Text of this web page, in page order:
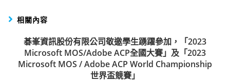
相關內容
碁峯資訊股份有限公司敬邀學生踴躍參加，「2023
Microsoft MOS/Adobe ACP全國大賽」及「2023
Microsoft MOS / Adobe ACP World Championship
世界盃競賽」